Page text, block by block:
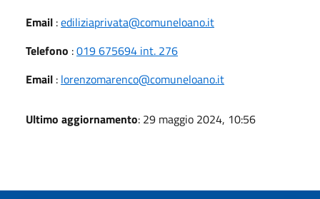
Email :ediliziaprivata@comuneloano.it
Telefono :019 675694 int. 276
Email : lorenzomarenco@comuneloano.it
Ultimo aggiornamento: 29 maggio 2024, 10:56